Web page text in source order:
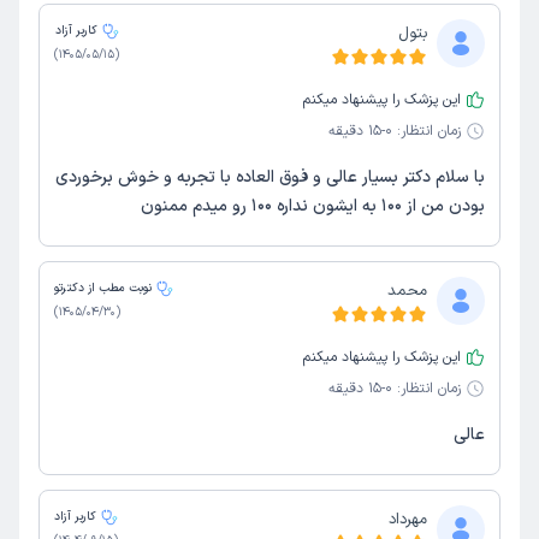
بتول
کاربر آزاد
(
1405/05/15
)
این پزشک را پیشنهاد میکنم
زمان انتظار: 0-15 دقیقه
با سلام دکتر بسیار عالی و فوق العاده با تجربه و خوش برخوردی
بودن من از 100 به ایشون نداره 100 رو میدم ممنون
محمد
نوبت مطب از دکترتو
(
1405/04/30
)
این پزشک را پیشنهاد میکنم
زمان انتظار: 0-15 دقیقه
عالی
مهرداد
کاربر آزاد